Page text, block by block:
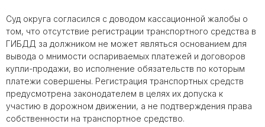
Суд округа согласился с доводом кассационной жалобы о
том, что отсутствие регистрации транспортного средства в
ГИБДД за должником не может являться основанием для
вывода о мнимости оспариваемых платежей и договоров
купли-продажи, во исполнение обязательств по которым
платежи совершены. Регистрация транспортных средств
предусмотрена законодателем в целях их допуска к
участию в дорожном движении, а не подтверждения права
собственности на транспортное средство.